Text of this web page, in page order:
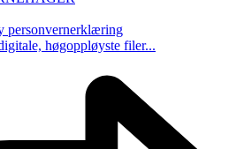
personvernerklæring
høgoppløyste filer...